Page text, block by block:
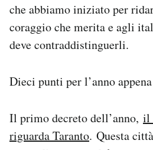
che abbiamo iniziato per
coraggio che merita e agli
deve contraddistinguerli.
Dieci punti per l’anno
Il primo decreto dell’anno, il
riguarda Taranto. Questa